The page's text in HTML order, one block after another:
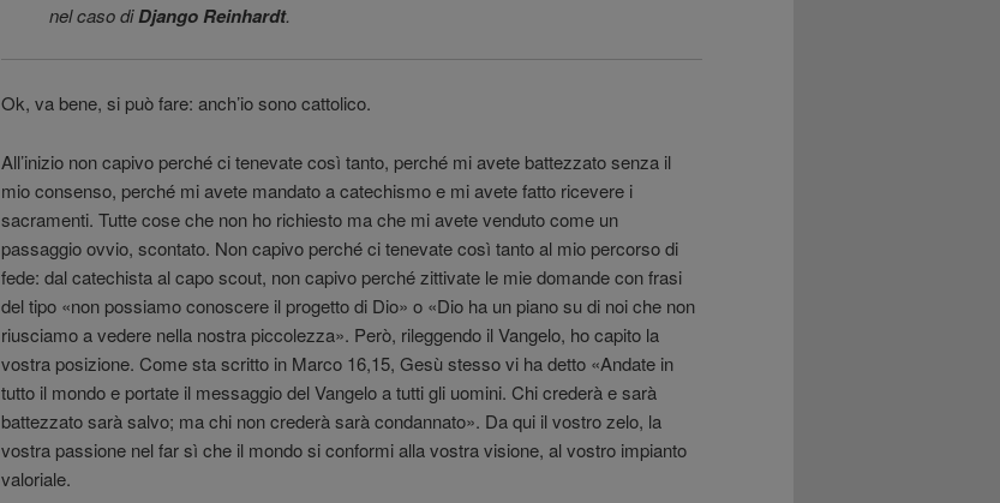
nel caso diDjango Reinhardt.
Ok, va bene, si può fare: anch’io sono cattolico.
All’inizio non capivo perché ci tenevate così tanto, perché mi avete battezzato senza il
mio consenso, perché mi avete mandato a catechismo e mi avete fatto ricevere i
sacramenti. Tutte cose che non ho richiesto ma che mi avete venduto come un
passaggio ovvio, scontato. Non capivo perché ci tenevate così tanto al mio percorso di
fede: dal catechista al capo scout, non capivo perché zittivate le mie domande con frasi
del tipo «non possiamo conoscere il progetto di Dio» o «Dio ha un piano su di noi che non
riusciamo a vedere nella nostra piccolezza». Però, rileggendo il Vangelo, ho capito la
vostra posizione. Come sta scritto in Marco 16,15, Gesù stesso vi ha detto «Andate in
tutto il mondo e portate il messaggio del Vangelo a tutti gli uomini. Chi crederà e sarà
battezzato sarà salvo; ma chi non crederà sarà condannato». Da qui il vostro zelo, la
vostra passione nel far sì che il mondo si conformi alla vostra visione, al vostro impianto
valoriale.